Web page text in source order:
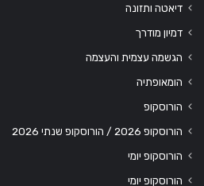
דיאטה ותזונה
דמיון מודרך
הגשמה עצמית והעצמה
הומאופתיה
הורוסקופ
הורוסקופ 2026 / הורוסקופ שנתי 2026
הורוסקופ יומי
הורוסקופ יומי